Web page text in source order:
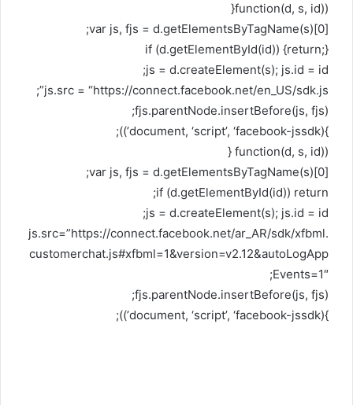
(function(d, s, id){
var js, fjs = d.getElementsByTagName(s)[0];
if (d.getElementById(id)) {return;}
js = d.createElement(s); js.id = id;
js.src = “https://connect.facebook.net/en_US/sdk.js”;
fjs.parentNode.insertBefore(js, fjs);
}(document, ‘script’, ‘facebook-jssdk’));
(function(d, s, id) {
var js, fjs = d.getElementsByTagName(s)[0];
if (d.getElementById(id)) return;
js = d.createElement(s); js.id = id;
js.src=”https://connect.facebook.net/ar_AR/sdk/xfbml.
customerchat.js#xfbml=1&version=v2.12&autoLogApp
Events=1″;
fjs.parentNode.insertBefore(js, fjs);
}(document, ‘script’, ‘facebook-jssdk’));